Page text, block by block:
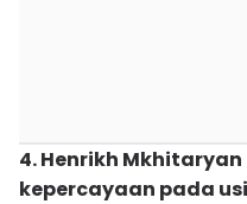
4. Henrikh
kepercayaan pada